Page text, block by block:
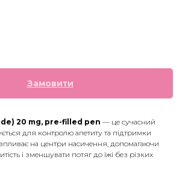
Замовити
20 mg, pre-filled pen — це сучасний
для контролю апетиту та підтримки
на центри насичення, допомагаючи
і зменшувати потяг до їжі без різких